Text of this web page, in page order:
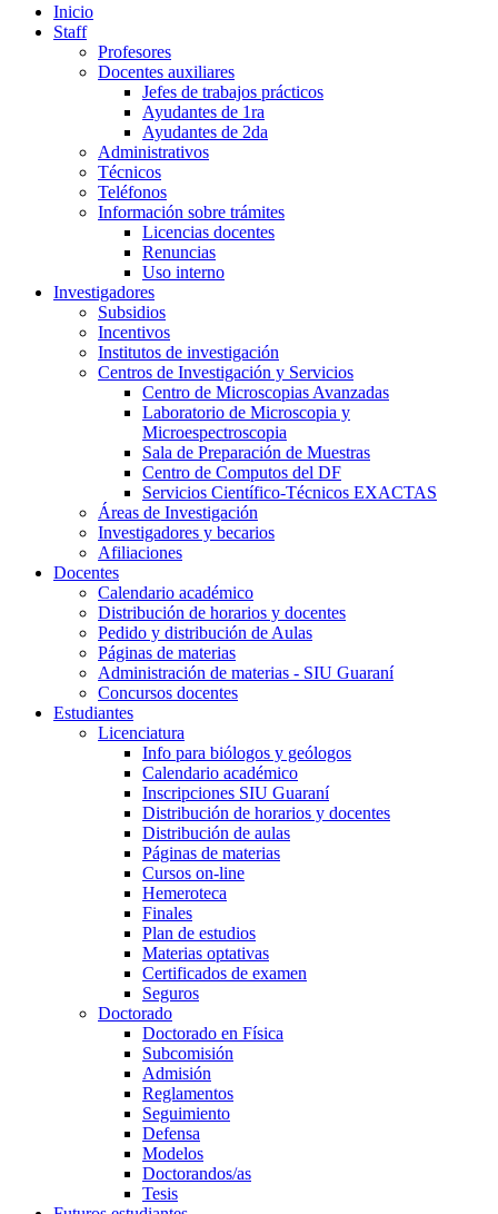
Inicio
Staff
Profesores
Docentes auxiliares
Jefes de trabajos prácticos
Ayudantes de 1ra
Ayudantes de 2da
Administrativos
Técnicos
Teléfonos
Información sobre trámites
Licencias docentes
Renuncias
Uso interno
Investigadores
Subsidios
Incentivos
Institutos de investigación
Centros de Investigación y Servicios
Centro de Microscopias Avanzadas
Laboratorio de Microscopia y
Microespectroscopia
Sala de Preparación de Muestras
Centro de Computos del DF
Servicios Científico-Técnicos EXACTAS
Áreas de Investigación
Investigadores y becarios
Afiliaciones
Docentes
Calendario académico
Distribución de horarios y docentes
Pedido y distribución de Aulas
Páginas de materias
Administración de materias - SIU Guaraní
Concursos docentes
Estudiantes
Licenciatura
Info para biólogos y geólogos
Calendario académico
Inscripciones SIU Guaraní
Distribución de horarios y docentes
Distribución de aulas
Páginas de materias
Cursos on-line
Hemeroteca
Finales
Plan de estudios
Materias optativas
Certificados de examen
Seguros
Doctorado
Doctorado en Física
Subcomisión
Admisión
Reglamentos
Seguimiento
Defensa
Modelos
Doctorandos/as
Tesis